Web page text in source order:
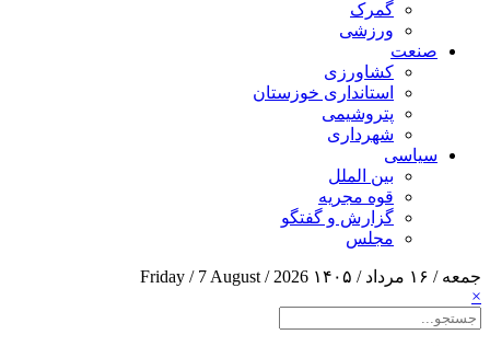
گمرک
ورزشی
صنعت
کشاورزی
استانداری خوزستان
پتروشیمی
شهرداری
سیاسی
بین الملل
قوه مجریه
گزارش و گفتگو
مجلس
جمعه / ۱۶ مرداد / ۱۴۰۵
Friday / 7 August / 2026
×